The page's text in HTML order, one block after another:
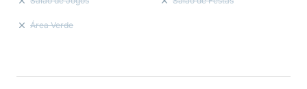
Área Verde